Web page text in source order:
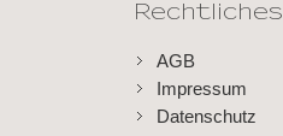
Rechtliches
AGB
Impressum
Datenschutz